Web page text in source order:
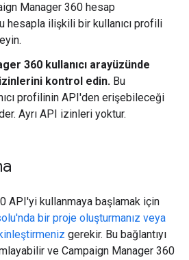
Manager 360 hesap
hesapla ilişkili bir kullanıcı profili
360 kullanıcı arayüzünde
kontrol edin. Bu
profilinin API'den erişebileceği
Ayrı API izinleri yoktur.
API'yi kullanmaya başlamak için
bir proje oluşturmanız veya
gerekir. Bu bağlantıyı
ve Campaign Manager 360